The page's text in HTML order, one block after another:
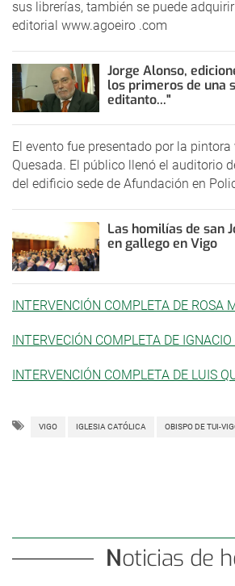
sus librerías, también se puede
editorial www.agoeiro .com
Jorge Alonso,
los primeros de una
editanto..."
El evento fue presentado por la
Quesada. El público llenó el auditorio
del edificio sede de Afundación en
Las homilías de san
en gallego en Vigo
INTERVENCIÓN COMPLETA DE ROSA
INTERVECIÓN COMPLETA DE IGNACIO
INTERVENCIÓN COMPLETA DE LUIS
VIGO IGLESIA CATÓLICA OBISPO DE TUI-
Noticias de